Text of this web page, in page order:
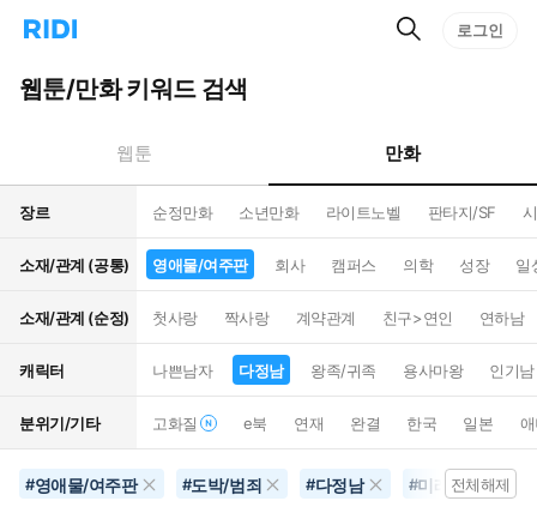
리
홈
으
턴
트
검
로그인
웹툰/만화 키워드 검색
웹툰 만화
장르 순정만화 소년만화 라이트노벨 판타지/SF
소재/관계 (공통) 영애물/여주판 회사 캠퍼스 의학 성장 일
소재/관계 (순정) 첫사랑 짝사랑 계약관계 친구>연인 연하남
캐릭터 나쁜남자 다정남 왕족/귀족 용사마왕 인기남
분위기/기타 고화질 e북 연재 완결 한국 일본
#영애물/여주판 #도박/범죄 #다정남 #미래배경전체해제